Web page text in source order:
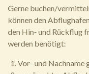
Gerne buchen/
können den
den Hin- und Rückflug
werden benötigt:
Vor- und Nachname